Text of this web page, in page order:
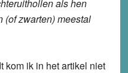
als hen
(of zwarten) meestal
kom ik in het artikel niet